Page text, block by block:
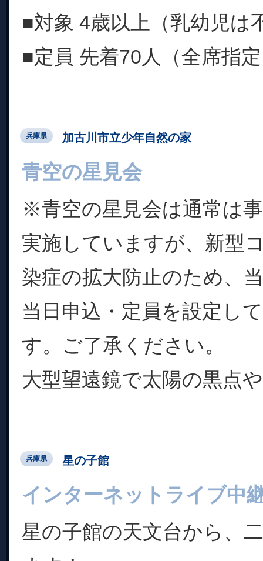
■対象 4歳以上（乳幼児は
■定員 先着70人（全席指
兵庫県 加古川市立少年自然の家
青空の星見会
※青空の星見会は通常は
実施していますが、新型
染症の拡大防止のため、
当日申込・定員を設定し
す。ご了承ください。
大型望遠鏡で太陽の黒点
兵庫県 星の子館
インターネットライブ中
星の子館の天文台から、